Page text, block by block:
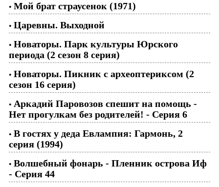
• Мой брат страусенок (1971)
• Царевны. Выходной
• Новаторы. Парк культуры Юрского
периода (2 сезон 8 серия)
• Новаторы. Пикник с археоптериксом (2
сезон 16 серия)
• Аркадий Паровозов спешит на помощь -
Нет прогулкам без родителей! - Серия 6
• В гостях у деда Евлампия: Гармонь, 2
серия (1994)
• Волшебный фонарь - Пленник острова Иф
- Серия 44